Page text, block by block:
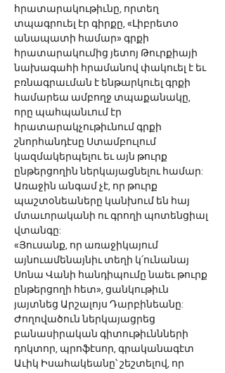
հրատարակութիւնը, որտեղ
տպագրուել էր գիրքը, «Լիբրետօ
անապատի համար» գրքի
հրատարակումից յետոյ Թուրքիայի
նախագահի հրամանով փակուել է եւ
բռնագրաւման է ենթարկուել գրքի
համարեա ամբողջ տպաքանակը,
որը պահպանւում էր
հրատարակչութիւնում գրքի
շնորհանդէսը Ստամբուլում
կազմակերպելու եւ այն թուրք
ընթերցողին ներկայացնելու համար:
Առաջին անգամ չէ, որ թուրք
պաշտօնեաները կանխում են հայ
մտաւորականի ու գրողի պոտենցիալ
վտանգը:
«Յուսանք, որ առաջիկայում
այնուամենայնիւ տեղի կ՛ունանայ
Սոնա Վանի հանդիպումը նաեւ թուրք
ընթերցողի հետ», ցանկութիւն
յայտնեց Արշալոյս Դարբինեանը:
Ժողովածուն ներկայացրեց
բանասիրական գիտութիւննների
դոկտոր, պրոֆէսոր, գրականագէտ
Աւիկ Իսահակեանը՝ շեշտելով, որ